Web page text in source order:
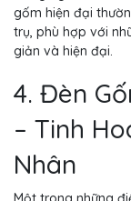
gốm hiện đại
trụ, phù hợp với
giản và hiện đại.
4. Đèn
– Tinh
Nhân